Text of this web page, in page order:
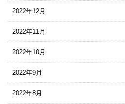
2022年12月
2022年11月
2022年10月
2022年9月
2022年8月